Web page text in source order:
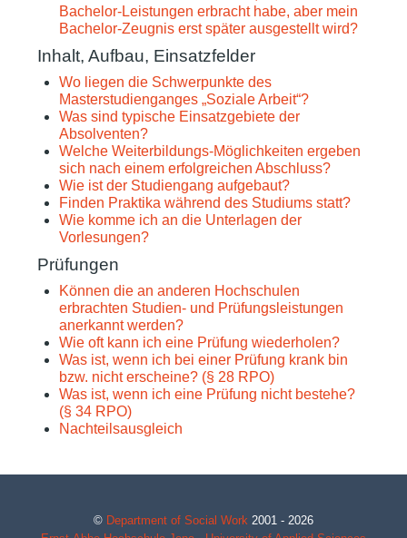
Bachelor-Leistungen erbracht habe, aber mein
Bachelor-Zeugnis erst später ausgestellt wird?
Inhalt, Aufbau, Einsatzfelder
Wo liegen die Schwerpunkte des
Masterstudienganges „Soziale Arbeit“?
Was sind typische Einsatzgebiete der
Absolventen?
Welche Weiterbildungs-Möglichkeiten ergeben
sich nach einem erfolgreichen Abschluss?
Wie ist der Studiengang aufgebaut?
Finden Praktika während des Studiums statt?
Wie komme ich an die Unterlagen der
Vorlesungen?
Prüfungen
Können die an anderen Hochschulen
erbrachten Studien- und Prüfungsleistungen
anerkannt werden?
Wie oft kann ich eine Prüfung wiederholen?
Was ist, wenn ich bei einer Prüfung krank bin
bzw. nicht erscheine? (§ 28 RPO)
Was ist, wenn ich eine Prüfung nicht bestehe?
(§ 34 RPO)
Nachteilsausgleich
© Department of Social Work 2001 - 2026